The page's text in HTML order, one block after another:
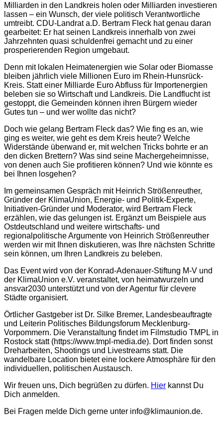
Milliarden in den Landkreis holen oder Milliarden investieren
lassen – ein Wunsch, der viele politisch Verantwortliche
umtreibt. CDU-Landrat a.D. Bertram Fleck hat genau daran
gearbeitet: Er hat seinen Landkreis innerhalb von zwei
Jahrzehnten quasi schuldenfrei gemacht und zu einer
prosperierenden Region umgebaut.
Denn mit lokalen Heimatenergien wie Solar oder Biomasse
bleiben jährlich viele Millionen Euro im Rhein-Hunsrück-
Kreis. Statt einer Milliarde Euro Abfluss für Importenergien
beleben sie so Wirtschaft und Landkreis. Die Landflucht ist
gestoppt, die Gemeinden können ihren Bürgern wieder
Gutes tun – und wer wollte das nicht?
Doch wie gelang Bertram Fleck das? Wie fing es an, wie
ging es weiter, wie geht es dem Kreis heute? Welche
Widerstände überwand er, mit welchen Tricks bohrte er an
den dicken Brettern? Was sind seine Machergeheimnisse,
von denen auch Sie profitieren können? Und wie könnte es
bei Ihnen losgehen?
Im gemeinsamen Gespräch mit Heinrich Strößenreuther,
Gründer der KlimaUnion, Energie- und Politik-Experte,
Initiativen-Gründer und Moderator, wird Bertram Fleck
erzählen, wie das gelungen ist. Ergänzt um Beispiele aus
Ostdeutschland und weitere wirtschafts- und
regionalpolitische Argumente von Heinrich Strößenreuther
werden wir mit Ihnen diskutieren, was Ihre nächsten Schritte
sein können, um Ihren Landkreis zu beleben.
Das Event wird von der Konrad-Adenauer-Stiftung M-V und
der KlimaUnion e.V. veranstaltet, von heimatwurzeln und
ansvar2030 unterstützt und von der Agentur für clevere
Städte organisiert.
Örtlicher Gastgeber ist Dr. Silke Bremer, Landesbeauftragte
und Leiterin Politisches Bildungsforum Mecklenburg-
Vorpommern. Die Veranstaltung findet im Filmstudio TMPL in
Rostock statt (https://www.tmpl-media.de). Dort finden sonst
Dreharbeiten, Shootings und Livestreams statt. Die
wandelbare Location bietet eine lockere Atmosphäre für den
individuellen, politischen Austausch.
Wir freuen uns, Dich begrüßen zu dürfen. Hier kannst Du
Dich anmelden.
Bei Fragen melde Dich gerne unter info@klimaunion.de.